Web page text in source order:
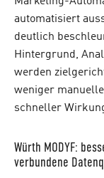
automatisiert
deutlich
Hintergrund,
werden
weniger
schneller
Würth MODYF:
verbundene